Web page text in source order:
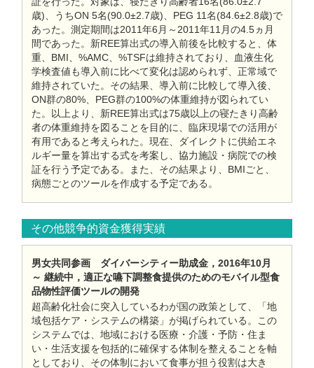
歳)、うちON 5名(90.0±2.7歳)、PEG 11名(84.6±2.8歳)で
あった。測定期間は2011年6月～2011年11月の4.5ヵ月
間であった。新REE算出式の導入前後を比較すると、体
重、BMI、%AMC、%TSFは維持されており、血液生化
学検査値も導入前に比べて変化は認められず、正常域で
維持されていた。その結果、導入前に比較して導入後、
ON群の80%、PEG群の100%の体重維持が図られてい
た。以上より、新REE算出式は75歳以上の寝たきり高齢
者の体重維持を図ることを目的に、臨床現場での活用が
有用であると考えられた。現在、ダイレクトに供給エネ
ルギー量を算出する式を考案し、協力施設・病院での検
証を行う予定である。また、その結果より、BMIごと、
病態ごとのツールを作成する予定である。
その他競争的資金獲得実績
男女共同参画 ダイバーシティー助成金，2016年10月
～ 継続中，適正な嚥下調整食提供のためのモバイル型食
品物性評価ツールの開発
超高齢化社会に突入しているわが国の政策として、「地
域包括ケア・システムの構築」が掲げられている。この
システムでは、地域における医療・介護・予防・住ま
い・生活支援を包括的に確保する体制を整えることを軸
としており、その体制において食事が担う役割は大き